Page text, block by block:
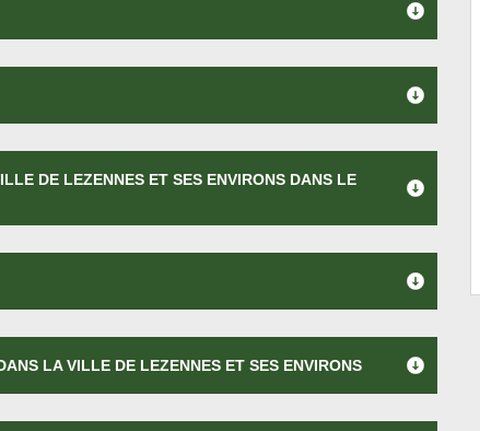
DE LEZENNES ET SES ENVIRONS DANS LE
LA VILLE DE LEZENNES ET SES ENVIRONS